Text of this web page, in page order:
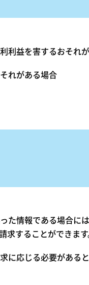
利益を害するおそれ
れがある場合
た情報である場合
することができます
に応じる必要があ